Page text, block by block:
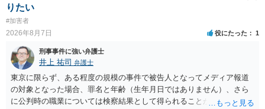
りたい
#加害者
2026年8月7日 役にたった 1
刑事事件に強い弁護士
井上 祐司 弁護士
東京に限らず、ある程度の規模の事件で被告人となってメディア報道
の対象となった場合、罪名と年齢（生年月日ではありません）、さら
に公判時の職業については検察結果として得られることが通常です。